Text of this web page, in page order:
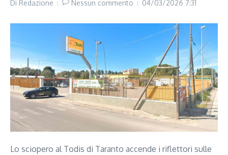
Di Redazione Nessun commento 04/03/2026 7:31
Lo sciopero al Todis di Taranto accende i riflettori sulle